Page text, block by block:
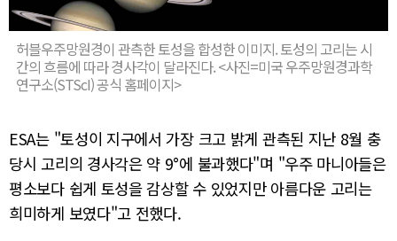
허블우주망원경이 관측한 토성을 합성한 이미지. 토성의 고리는 시
간의 흐름에 따라 경사각이 달라진다. <사진=미국 우주망원경과학
연구소(STScI) 공식 홈페이지>
ESA는 "토성이 지구에서 가장 크고 밝게 관측된 지난 8월 충
당시 고리의 경사각은 약 9°에 불과했다"며 "우주 마니아들은
평소보다 쉽게 토성을 감상할 수 있었지만 아름다운 고리는
희미하게 보였다"고 전했다.